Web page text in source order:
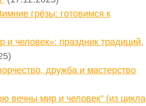
грёзы: готовимся к
человек»: праздник традиций,
дружба и мастерство
вечны мир и человек" (из цикла